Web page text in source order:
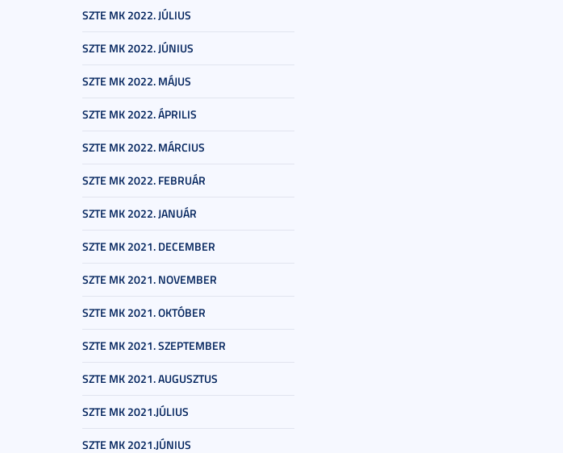
SZTE MK 2022. JÚLIUS
SZTE MK 2022. JÚNIUS
SZTE MK 2022. MÁJUS
SZTE MK 2022. ÁPRILIS
SZTE MK 2022. MÁRCIUS
SZTE MK 2022. FEBRUÁR
SZTE MK 2022. JANUÁR
SZTE MK 2021. DECEMBER
SZTE MK 2021. NOVEMBER
SZTE MK 2021. OKTÓBER
SZTE MK 2021. SZEPTEMBER
SZTE MK 2021. AUGUSZTUS
SZTE MK 2021.JÚLIUS
SZTE MK 2021.JÚNIUS